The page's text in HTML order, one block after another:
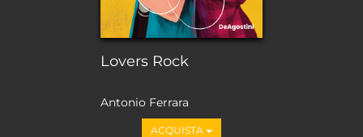
Lovers Rock
Antonio Ferrara
ACQUISTA